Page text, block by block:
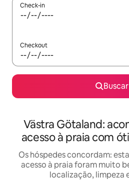
Check-in
Checkout
Buscar
Västra Götaland:
acesso à praia com
Os hóspedes concordam:
acesso à praia foram muito
localização, limpeza